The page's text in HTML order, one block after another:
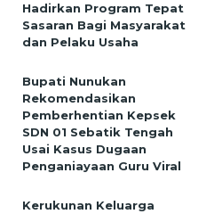
Hadirkan Program Tepat
Sasaran Bagi Masyarakat
dan Pelaku Usaha
Bupati Nunukan
Rekomendasikan
Pemberhentian Kepsek
SDN 01 Sebatik Tengah
Usai Kasus Dugaan
Penganiayaan Guru Viral
Kerukunan Keluarga